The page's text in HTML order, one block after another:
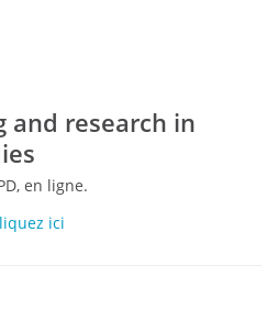
and research in
en ligne.
ici